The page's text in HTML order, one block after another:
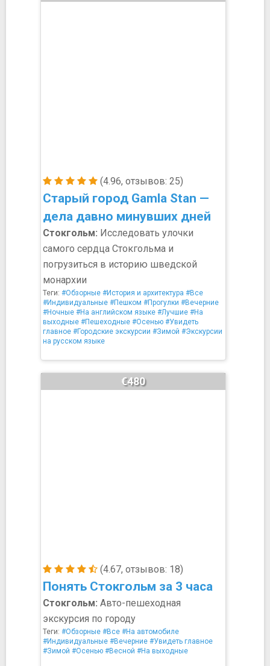
(4.96, отзывов: 25)
Старый город Gamla Stan —
дела давно минувших дней
Стокгольм: Исследовать улочки
самого сердца Стокгольма и
погрузиться в историю шведской
монархии
Теги: #Обзорные #История и архитектура #Все
#Индивидуальные #Пешком #Прогулки #Вечерние
#Ночные #На английском языке #Лучшие #На
выходные #Пешеходные #Осенью #Увидеть
главное #Городские экскурсии #Зимой #Экскурсии
на русском языке
(4.67, отзывов: 18)
Понять Стокгольм за 3 часа
€480
Стокгольм: Авто-пешеходная
экскурсия по городу
Теги: #Обзорные #Все #На автомобиле
#Индивидуальные #Вечерние #Увидеть главное
#Зимой #Осенью #Весной #На выходные